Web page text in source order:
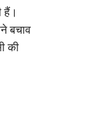
हैं।
बचाव
की